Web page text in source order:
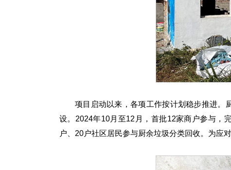
项目启动以来，各项工作按计划稳步推进。
设。2024年10月至12月，首批12家商户参与，
户、20户社区居民参与厨余垃圾分类回收。为应